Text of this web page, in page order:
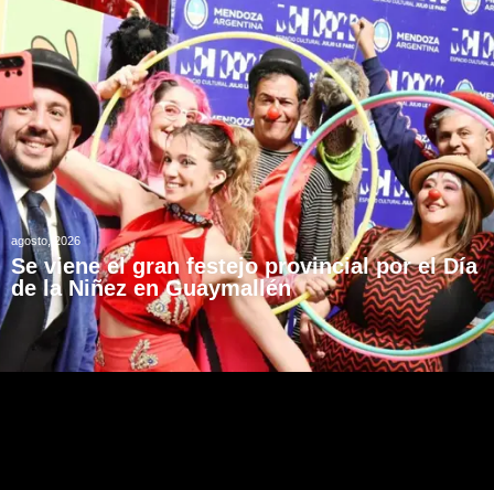
agosto, 2026
Se viene el gran festejo provincial por el Día
de la Niñez en Guaymallén